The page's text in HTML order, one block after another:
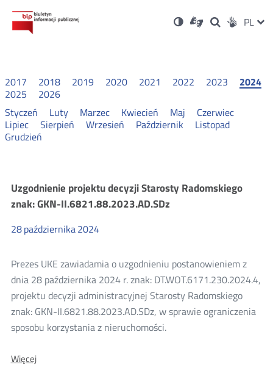
Ustawienia
Wersja
kontrastowa
Dla
niesłyszących
OtwórzOtwórz
w
Otwórz
w
Social PL
2017 2018 2019 2020 2021 2022 2023
2024
2025
2026
Styczeń
Luty Marzec Kwiecień Maj
Czerwiec
Lipiec
Sierpień Wrzesień Październik
Listopad
Grudzień
Konsultacje
konsultacji
2024
Uzgodnienie projektu decyzji Starosty Radomskiego
znak: GKN-II.6821.88.2023.AD.SDz
28października2024
Prezes UKE zawiadamia o uzgodnieniu postanowieniem z
dnia 28 października 2024 r. znak: DT.WOT.6171.230.2024.4,
projektu decyzji administracyjnej Starosty Radomskiego
znak: GKN-II.6821.88.2023.AD.SDz, w sprawie ograniczenia
sposobu korzystania z nieruchomości.
WięcejO: